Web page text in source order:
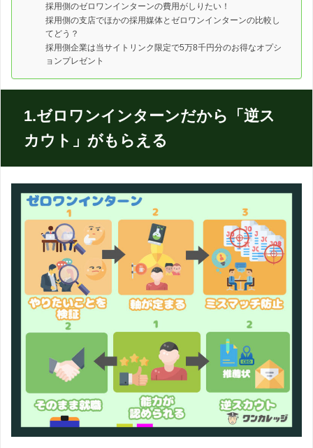
採用側のゼロワンインターンの費用がしりたい！
採用側の支店でほかの採用媒体とゼロワンインターンの比較し
てどう？
採用側企業は当サイトリンク限定で5万8千円分のお得なオプシ
ョンプレゼント
1.ゼロワンインターンだから「逆ス
カウト」がもらえる